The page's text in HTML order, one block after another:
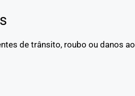
de trânsito, roubo ou danos ao